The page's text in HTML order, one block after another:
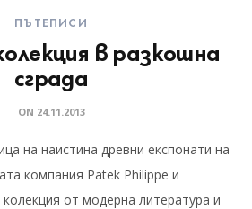
ПЪТЕПИСИ
в разкошна
сграда
ON 24.11.2013
на наистина древни експонати на
компания Patek Philippe и
от модерна литература и